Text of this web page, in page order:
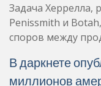
Задача Херрелла,
Penissmith и
споров между
В даркнете
миллионов